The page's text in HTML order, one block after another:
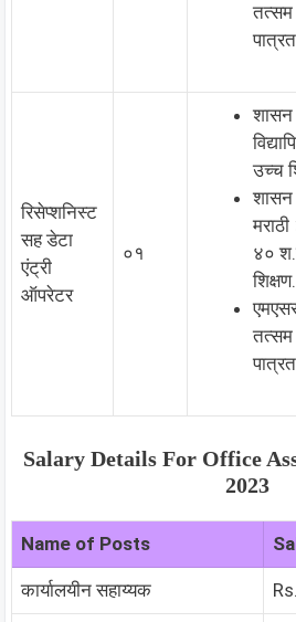
रिसेप्शनिस्ट
सह डेटा
एंट्री
ऑपरेटर
०१
शासन
उच्च
४०
शिक्षण.
Salary Details For Office
2023
Name of Posts
कार्यालयीन सहाय्यक